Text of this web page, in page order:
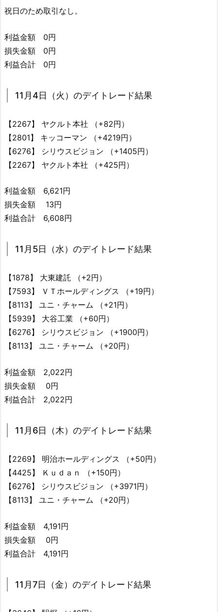
祝日のため取引なし。
利益金額 0円
損失金額 0円
利益合計 0円
11月4日（火）のデイトレード結果
【2267】 ヤクルト本社 （+82円）
【2801】 キッコーマン （+4219円）
【6276】 シリウスビジョン （+1405円）
【2267】 ヤクルト本社 （+425円）
利益金額 6,621円
損失金額 13円
利益合計 6,608円
11月5日（水）のデイトレード結果
【1878】 大東建託 （+2円）
【7593】 ＶＴホールディングス （+19円）
【8113】 ユニ・チャーム （+21円）
【5939】 大谷工業 （+60円）
【6276】 シリウスビジョン （+1900円）
【8113】 ユニ・チャーム （+20円）
利益金額 2,022円
損失金額 0円
利益合計 2,022円
11月6日（木）のデイトレード結果
【2269】 明治ホールディングス （+50円）
【4425】 Ｋｕｄａｎ （+150円）
【6276】 シリウスビジョン （+3971円）
【8113】 ユニ・チャーム （+20円）
利益金額 4,191円
損失金額 0円
利益合計 4,191円
11月7日（金）のデイトレード結果